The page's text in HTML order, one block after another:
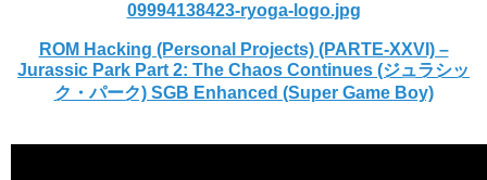
09994138423-ryoga-logo.jpg
ROM Hacking (Personal Projects) (PARTE-XXVI) –
Jurassic Park Part 2: The Chaos Continues (ジュラシッ
ク・パーク) SGB Enhanced (Super Game Boy)